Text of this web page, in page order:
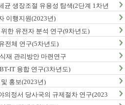
균 생장조절 유용성 탐색(2단계 1차년
이행지원(2023년)
한 유전자 분석 연구(9차년도)
전체 연구(5차년도)
재 관리방안 마련연구
IT 융합 연구(3차년도)
홍보(2023년)
의정서 당사국의 규제절차 연구(2023